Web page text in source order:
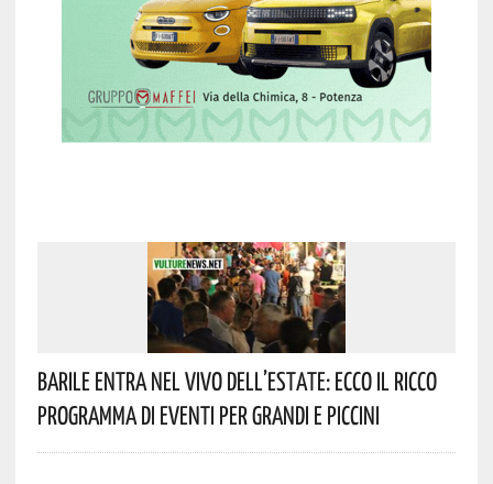
Barile Entra Nel Vivo Dell’estate: Ecco Il Ricco
Programma Di Eventi Per Grandi E Piccini